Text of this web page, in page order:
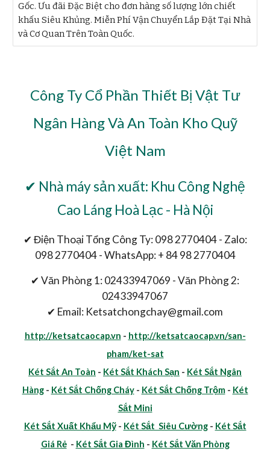
Gốc. Ưu đãi Đặc Biệt cho đơn hàng số lượng lớn chiết
khấu Siêu Khủng. Miễn Phí Vận Chuyển Lắp Đặt Tại Nhà
và Cơ Quan Trên Toàn Quốc.
Công Ty Cổ Phần Thiết Bị Vật Tư
Ngân Hàng Và An Toàn Kho Quỹ
Việt Nam
✔ Nhà máy sản xuất: Khu Công Nghệ
Cao Láng Hoà Lạc - Hà Nội
✔ Điện Thoại Tổng Công Ty: 098 2770404 - Zalo:
098 2770404 - WhatsApp: + 84 98 2770404
✔ Văn Phòng 1: 02433947069 - Văn Phòng 2:
02433947067
✔ Email: Ketsatchongchay@gmail.com
http://ketsatcaocap.vn - http://ketsatcaocap.vn/san-
pham/ket-sat
Két Sắt An Toàn - Két Sắt Khách Sạn - Két Sắt Ngân
Hàng- Két Sắt Chống Cháy- Két Sắt Chống Trộm- Két
Sắt Mini
Két Sắt Xuất Khẩu Mỹ- Két Sắt Siêu Cường- Két Sắt
Giá Rẻ- Két Sắt Gia Đình - Két Sắt Văn Phòng